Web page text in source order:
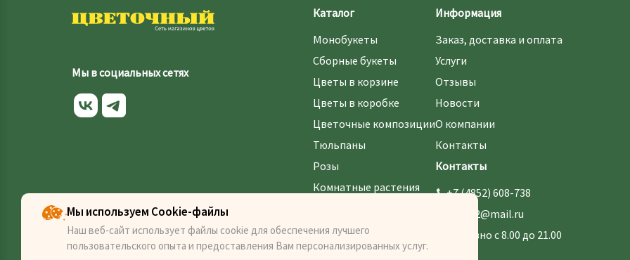
Каталог
Монобукеты
Сборные букеты
Цветы в корзине
Цветы в коробке
Цветочные композиции
Тюльпаны
Розы
Комнатные растения
Информация
Заказ, доставка и оплата
Услуги
Отзывы
Новости
О компании
Контакты
Контакты
+7 (4852) 608-738
670522@mail.ru
Ежедневно с 8.00 до 21.00
Мы в социальных сетях
Мы используем Cookie-файлы
Наш веб-сайт использует файлы cookie для обеспечения лучшего
пользовательского опыта и предоставления Вам персонализированных услуг.